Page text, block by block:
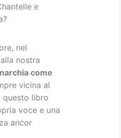
e
nel
nostra
come
vicina al
questo libro
voce e una
ancor